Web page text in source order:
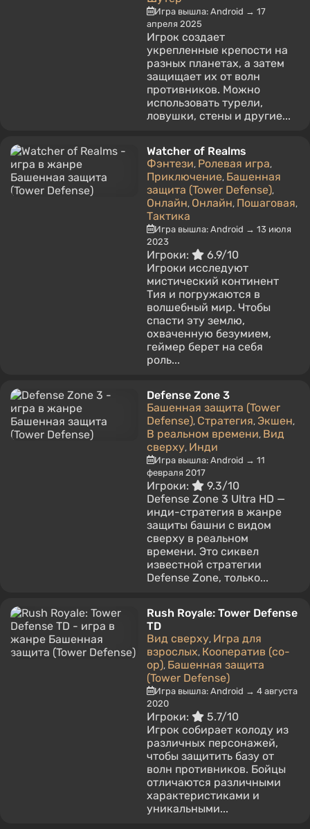
Игра вышла: Android → 17
апреля 2025
Игрок создает
укрепленные крепости на
разных планетах, а затем
защищает их от волн
противников. Можно
использовать турели,
ловушки, стены и другие...
Watcher of Realms
Фэнтези, Ролевая игра,
Приключение, Башенная
защита (Tower Defense),
Онлайн, Онлайн, Пошаговая,
Тактика
Игра вышла: Android → 13 июля
2023
Игроки:
6.9/10
Игроки исследуют
мистический континент
Тия и погружаются в
волшебный мир. Чтобы
спасти эту землю,
охваченную безумием,
геймер берет на себя
роль...
Defense Zone 3
Башенная защита (Tower
Defense), Стратегия, Экшен,
В реальном времени, Вид
сверху, Инди
Игра вышла: Android → 11
февраля 2017
Игроки:
9.3/10
Defense Zone 3 Ultra HD —
инди-стратегия в жанре
защиты башни с видом
сверху в реальном
времени. Это сиквел
известной стратегии
Defense Zone, только...
Rush Royale: Tower Defense
TD
Вид сверху, Игра для
взрослых, Кооператив (co-
op), Башенная защита
(Tower Defense)
Игра вышла: Android → 4 августа
2020
Игроки:
5.7/10
Игрок собирает колоду из
различных персонажей,
чтобы защитить базу от
волн противников. Бойцы
отличаются различными
характеристиками и
уникальными...